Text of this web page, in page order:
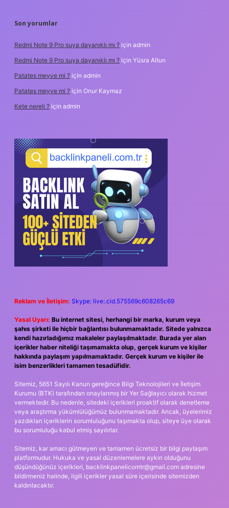
Son yorumlar
Redmi Note 9 Pro suya dayanıklı mı ? için admin
Redmi Note 9 Pro suya dayanıklı mı ? için Yüsra Altun
Patates meyve mi ? için admin
Patates meyve mi ? için Onur Kaymaz
Kete nereli ? için admin
Reklam ve İletişim: Skype: live:.cid.575569c608265c69
Yasal Uyarı: Bu internet sitesi, herhangi bir marka, kurum veya
şahıs şirketi ile hiçbir bağlantısı bulunmamaktadır. Sitede yalnızca
kendi hazırladığımız makaleler paylaşılmaktadır. Burada yer alan
içerikler haber niteliği taşımamakta olup, gerçek kurum ve kişiler
hakkında paylaşım yapılmamaktadır. Gerçek kurum ve kişiler ile
isim benzerlikleri tamamen tesadüfidir.
Sitemiz, 5651 Sayılı Kanun gereğince Bilgi Teknolojileri ve İletişim
Kurumu (BTK) tarafından onaylanmış bir Yer Sağlayıcı olarak hizmet
vermektedir. Bu nedenle, sitedeki içerikleri proaktif olarak denetleme
veya araştırma yükümlülüğümüz bulunmamaktadır. Ancak, üyelerimiz
yazdıkları içeriklerin sorumluluğunu taşımakta olup, siteye üye olarak
bu sorumluluğu kabul etmiş sayılırlar.
Sitemiz, kar amacı gütmeyen ve tamamen ücretsiz bir bilgi paylaşım
platformudur. Hukuka ve yasal düzenlemelere aykırı olduğunu
düşündüğünüz içerikleri, backlinkpanelicomtr@gmail.com adresine
bildirmeniz halinde, ilgili içerikler yasal süre içerisinde sitemizden
kaldırılacaktır.